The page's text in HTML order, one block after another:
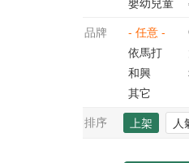
品牌
- 任意 -
依馬打
和興
其它
排序
上架 人